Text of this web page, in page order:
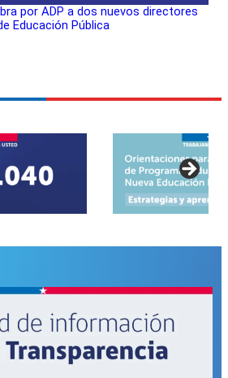
por ADP a dos nuevos directores
Educación Pública